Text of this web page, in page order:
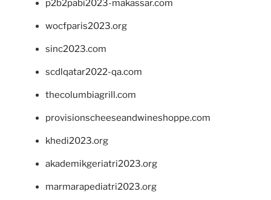
p2b2pabi2023-makassar.com
wocfparis2023.org
sinc2023.com
scdlqatar2022-qa.com
thecolumbiagrill.com
provisionscheeseandwineshoppe.com
khedi2023.org
akademikgeriatri2023.org
marmarapediatri2023.org